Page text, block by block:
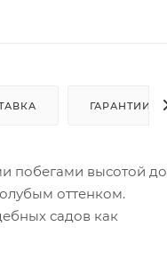
ГАРАНТИИ
побегами высотой до
оттенком.
садов как